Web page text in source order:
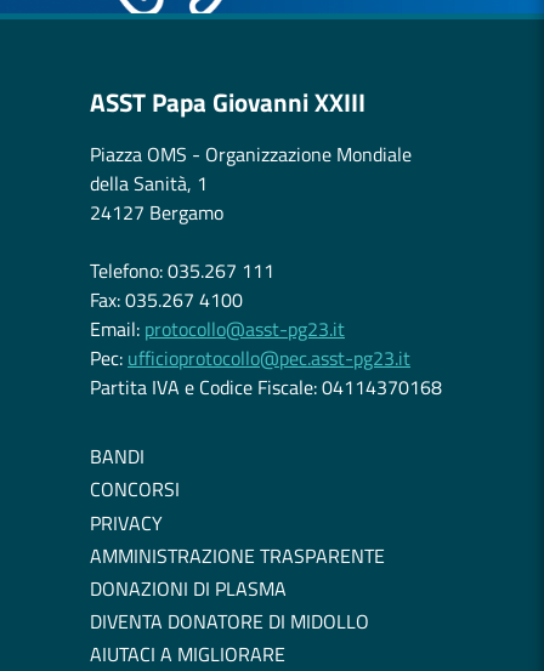
ASST Papa Giovanni XXIII
Piazza OMS - Organizzazione Mondiale
della Sanità, 1
24127 Bergamo
Telefono: 035.267 111
Fax: 035.267 4100
Email: protocollo@asst-pg23.it
Pec: ufficioprotocollo@pec.asst-pg23.it
Partita IVA e Codice Fiscale: 04114370168
BANDI
CONCORSI
PRIVACY
AMMINISTRAZIONE TRASPARENTE
DONAZIONI DI PLASMA
DIVENTA DONATORE DI MIDOLLO
AIUTACI A MIGLIORARE